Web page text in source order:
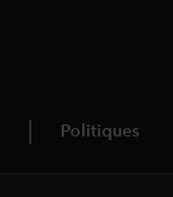
Politiques